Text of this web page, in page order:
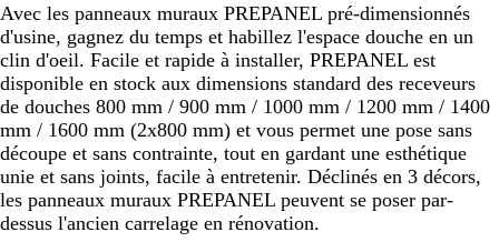
Avec les panneaux muraux PREPANEL pré-dimensionnés
d'usine, gagnez du temps et habillez l'espace douche en un
clin d'oeil. Facile et rapide à installer, PREPANEL est
disponible en stock aux dimensions standard des receveurs
de douches 800 mm / 900 mm / 1000 mm / 1200 mm / 1400
mm / 1600 mm (2x800 mm) et vous permet une pose sans
découpe et sans contrainte, tout en gardant une esthétique
unie et sans joints, facile à entretenir. Déclinés en 3 décors,
les panneaux muraux PREPANEL peuvent se poser par-
dessus l'ancien carrelage en rénovation.